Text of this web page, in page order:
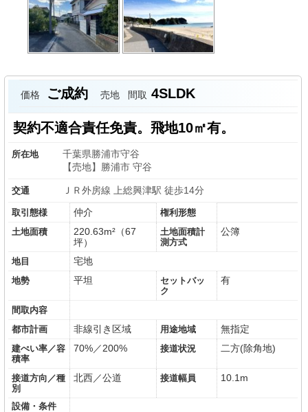
価格 ご成約 売地 間取 4SLDK
契約不適合責任免責。飛地10㎡有。
所在地
千葉県勝浦市守谷
【売地】勝浦市 守谷
交通 ＪＲ外房線 上総興津駅 徒歩14分
取引態様 仲介
権利形態
土地面積
220.63m²（67
坪）
土地面積計
測方式
公簿
地目 宅地
地勢 平坦
セットバッ
ク
有
間取内容
都市計画
非線引き区域 用途地域 無指定
建ぺい率／容
積率
70%／200% 接道状況 二方(除角地)
接道方向／種
別
北西／公道 接道幅員 10.1m
設備・条件